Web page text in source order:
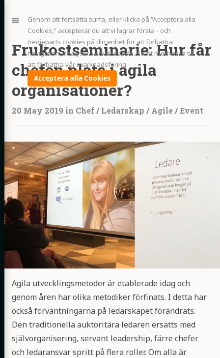
to:Navigation
Genom att fortsätta surfa, eller klicka på “Acceptera alla
Cookies,” accepterar du att vi lagrar första - och
tredjeparts cookies på din enhet för att förbättra
navigation, analysera användande, samt medverka till
att förbättra vår marknadsföring.
Acceptera alla Cookies
Frukostseminarie: Hur får
chefen plats i agila
organisationer?
20 May 2019 in Chef/Ledarskap /Agile/Event
Agila utvecklingsmetoder är etablerade idag och
genom åren har olika metodiker förfinats. I detta har
också förväntningarna på ledarskapet förändrats.
Den traditionella auktoritära ledaren ersätts med
självorganisering, servant leadership, färre chefer
och ledaransvar spritt på flera roller. Om alla är